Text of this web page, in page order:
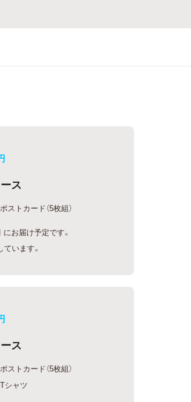
ス
ストカード（5枚組）
にお届け予定です。
います。
ス
ストカード（5枚組）
シャツ